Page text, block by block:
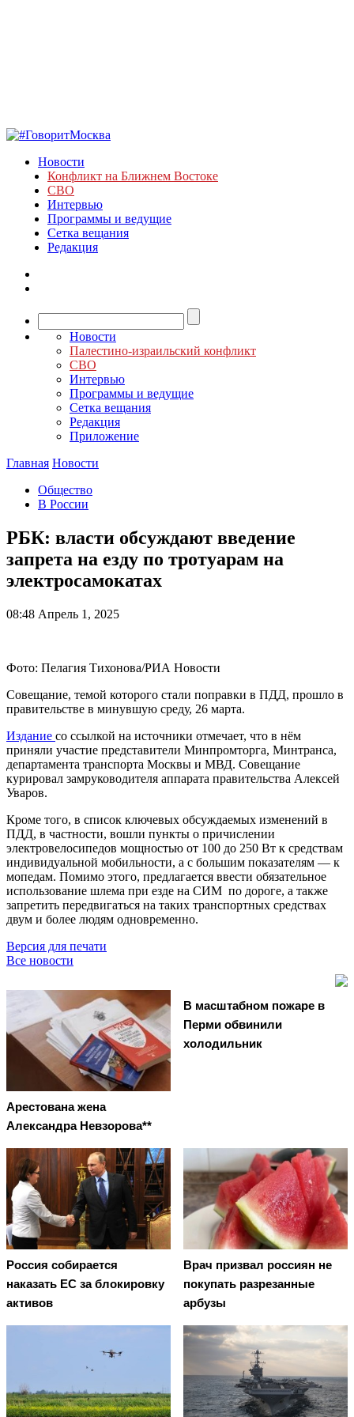
Новости
Конфликт на Ближнем Востоке
СВО
Интервью
Программы и ведущие
Сетка вещания
Редакция
Новости
Палестино-израильский конфликт
СВО
Интервью
Программы и ведущие
Сетка вещания
Редакция
Приложение
Главная Новости
Общество
В России
РБК: власти обсуждают введение
запрета на езду по тротуарам на
электросамокатах
08:48 Апрель 1, 2025
Фото: Пелагия Тихонова/РИА Новости
Совещание, темой которого стали поправки в ПДД, прошло в
правительстве в минувшую среду, 26 марта.
Издание со ссылкой на источники отмечает, что в нём
приняли участие представители Минпромторга, Минтранса,
департамента транспорта Москвы и МВД. Совещание
курировал замруководителя аппарата правительства Алексей
Уваров.
Кроме того, в список ключевых обсуждаемых изменений в
ПДД, в частности, вошли пункты о причислении
электровелосипедов мощностью от 100 до 250 Вт к средствам
индивидуальной мобильности, а с большим показателям — к
мопедам. Помимо этого, предлагается ввести обязательное
использование шлема при езде на СИМ по дороге, а также
запретить передвигаться на таких транспортных средствах
двум и более людям одновременно.
Версия для печати
Все новости
Арестована жена
Александра Невзорова**
В масштабном пожаре в
Перми обвинили
холодильник
Россия собирается
наказать EC за блокировку
активов
Врач призвал россиян не
покупать разрезанные
арбузы